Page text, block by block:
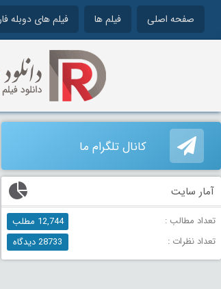
صفحه اصلی فیلم ها فیلم های دوبله
کانال تلگرام ما
آمار سایت
تعداد مطالب :
12,744 مطلب
تعداد نظرات :
28733 دیدگاه